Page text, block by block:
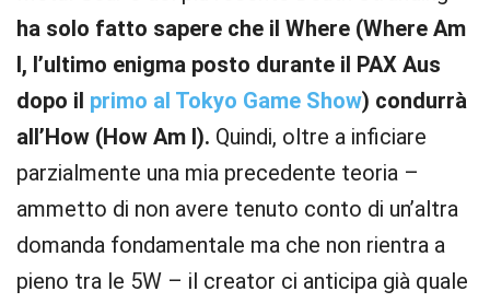
ha solo fatto sapere che il Where (Where Am
I, l’ultimo enigma posto durante il PAX Aus
dopo il primo al Tokyo Game Show) condurrà
all’How (How Am I). Quindi, oltre a inficiare
parzialmente una mia precedente teoria –
ammetto di non avere tenuto conto di un’altra
domanda fondamentale ma che non rientra a
pieno tra le 5W – il creator ci anticipa già quale